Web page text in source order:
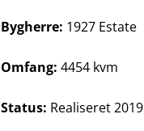
Bygherre: 1927 Estate
Omfang: 4454 kvm
Status: Realiseret 2019